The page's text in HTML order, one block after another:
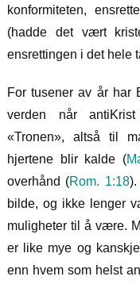
konformiteten,
(hadde det vært
ensrettingen i det hele
For tusener av år har
verden når
«Tronen», altså til
hjertene blir kalde (
overhånd (Rom. 1:18).
bilde, og ikke lenger
muligheter til å være.
er like mye og
enn hvem som helst